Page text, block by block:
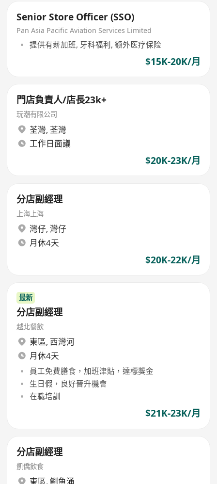
Senior Store Officer (SSO)
Pan Asia Pacific Aviation Services Limited
提供有薪加班, 牙科福利, 额外医疗保险
$15K-20K/月
門店負責人/店長23k+
玩潮有限公司
荃灣, 荃灣
工作日面議
$20K-23K/月
分店副經理
上海上海
灣仔, 灣仔
月休4天
$20K-22K/月
最新
分店副經理
越北餐飲
東區, 西灣河
月休4天
員工免費膳食，加班津貼，達標獎金
生日假，良好晉升機會
在職培訓
$21K-23K/月
分店副經理
凱僑飲食
東區, 鰂魚涌